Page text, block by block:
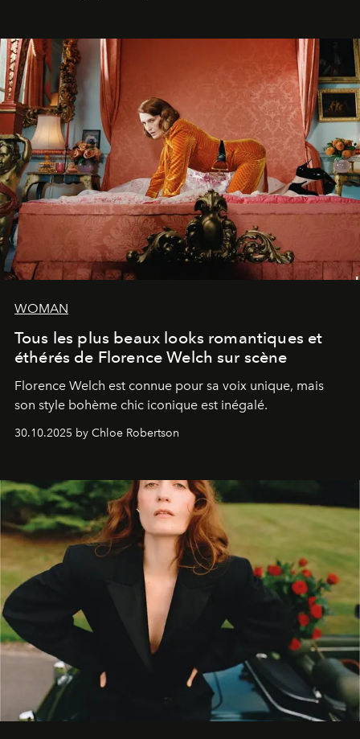
WOMAN
Tous les plus beaux looks romantiques et
éthérés de Florence Welch sur scène
Florence Welch est connue pour sa voix unique, mais
son style bohème chic iconique est inégalé.
30.10.2025 by Chloe Robertson